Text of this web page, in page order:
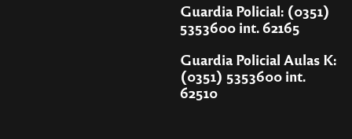
Guardia Policial: (0351)
5353600 int. 62165
Guardia Policial Aulas K:
(0351) 5353600 int.
62510